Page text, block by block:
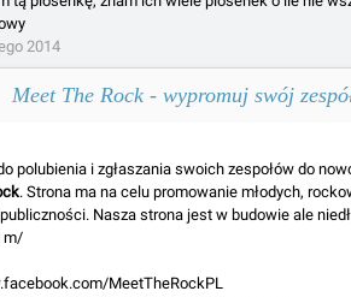
2014
Meet The Rock - wypromuj swój
polubienia i zgłaszania swoich zespołów do
. Strona ma na celu promowanie młodych,
Nasza strona jest w budowie ale
m/
MeetTheRockPL